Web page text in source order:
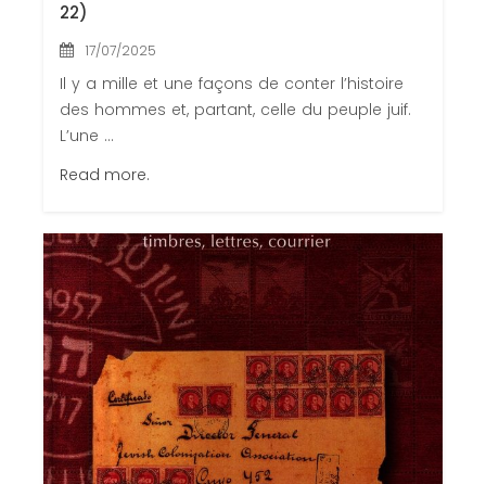
22)
17/07/2025
Il y a mille et une façons de conter l’histoire
des hommes et, partant, celle du peuple juif.
L’une ...
Read more.